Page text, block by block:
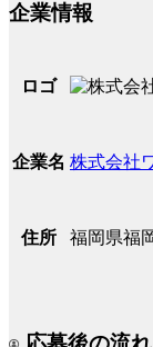
企業情報
ロゴ
企業名 株式会社
住所 福岡県福